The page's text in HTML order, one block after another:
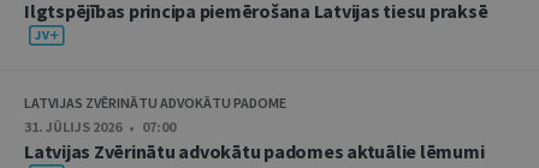
Ilgtspējības principa piemērošana Latvijas tiesu praksē
LATVIJAS ZVĒRINĀTU ADVOKĀTU PADOME
31. JŪLIJS 2026 • 07:00
Latvijas Zvērinātu advokātu padomes aktuālie lēmumi